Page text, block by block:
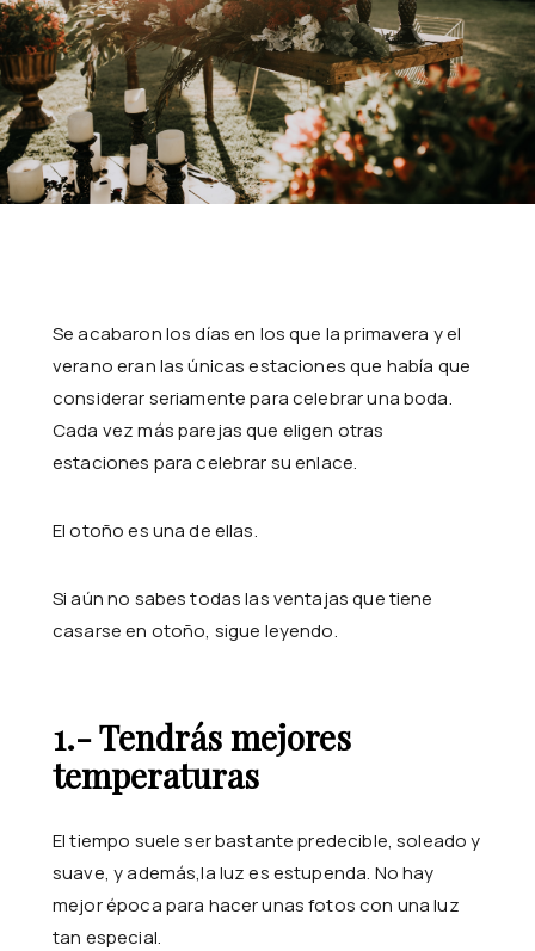
Se acabaron los días en los que la primavera y el
verano eran las únicas estaciones que había que
considerar seriamente para celebrar una boda.
Cada vez más parejas que eligen otras
estaciones para celebrar su enlace.
El otoño es una de ellas.
Si aún no sabes todas las ventajas que tiene
casarse en otoño, sigue leyendo.
1.- Tendrás mejores
temperaturas
El tiempo suele ser bastante predecible, soleado y
suave, y además,la luz es estupenda. No hay
mejor época para hacer unas fotos con una luz
tan especial.